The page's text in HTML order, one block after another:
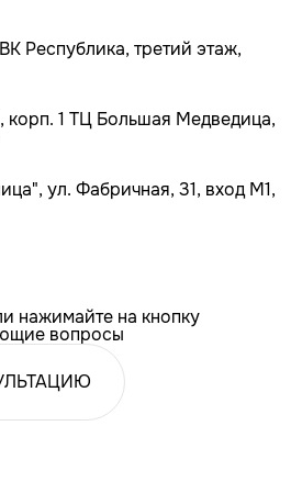
Республика, третий этаж,
корп. 1 ТЦ Большая Медведица,
ул. Фабричная, 31, вход М1,
нажимайте на кнопку
вопросы